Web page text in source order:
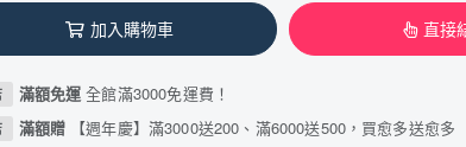
加入購物車 直接
滿額免運全館滿3000免運費！
滿額贈 【週年慶】滿3000送200、滿6000送500，買愈多送愈多